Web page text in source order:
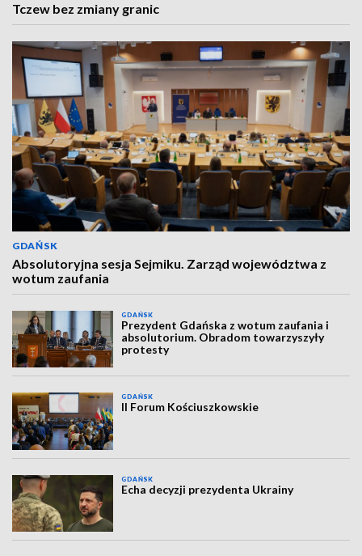
Tczew bez zmiany granic
GDAŃSK
Absolutoryjna sesja Sejmiku. Zarząd województwa z
wotum zaufania
GDAŃSK
Prezydent Gdańska z wotum zaufania i
absolutorium. Obradom towarzyszyły
protesty
GDAŃSK
II Forum Kościuszkowskie
GDAŃSK
Echa decyzji prezydenta Ukrainy